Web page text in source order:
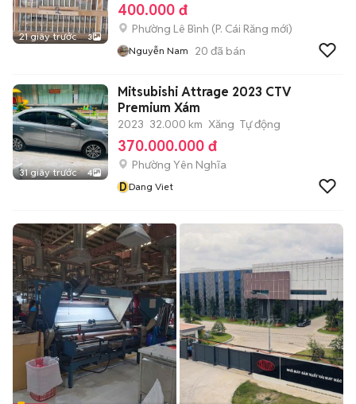
21 giây trước 3
400.000 đ
Phường Lê Bình (P. Cái Răng mới)
Nguyễn Nam 20 đã bán
31 giây trước 4
Mitsubishi Attrage 2023 CTV
Premium Xám
2023 32.000 km Xăng Tự động
370.000.000 đ
Phường Yên Nghĩa
DDang Viet